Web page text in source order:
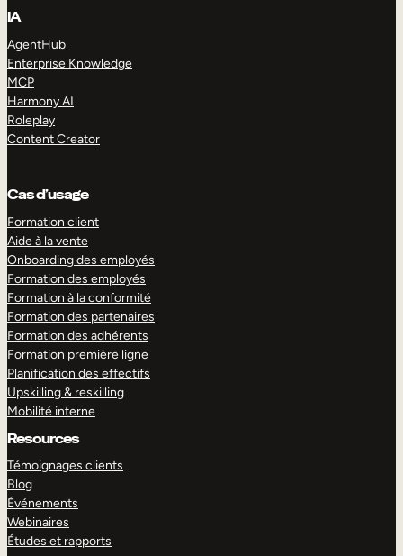
IA
AgentHub
Enterprise Knowledge
MCP
Harmony AI
Roleplay
Content Creator
Cas d’usage
Formation client
Aide à la vente
Onboarding des employés
Formation des employés
Formation à la conformité
Formation des partenaires
Formation des adhérents
Formation première ligne
Planification des effectifs
Upskilling & reskilling
Mobilité interne
Resources
Témoignages clients
Blog
Événements
Webinaires
Études et rapports